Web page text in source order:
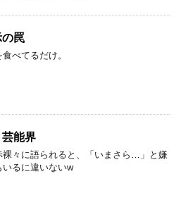
罠
べてるだけ。
能界
裸々に語られると、「いまさら…」と嫌
いるに違いないw